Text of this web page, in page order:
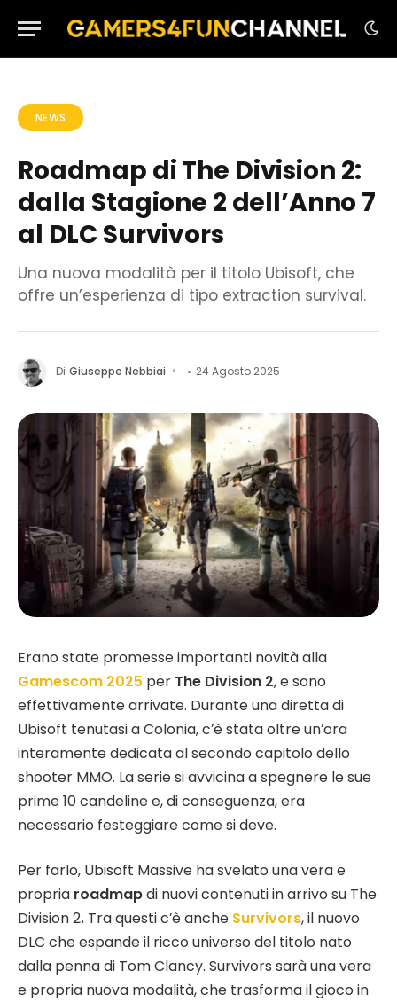
NEWS
Roadmap di The Division 2:
dalla Stagione 2 dell’Anno 7
al DLC Survivors
Una nuova modalità per il titolo Ubisoft, che
offre un’esperienza di tipo extraction survival.
Di Giuseppe Nebbiai 24 Agosto 2025
Erano state promesse importanti novità alla
Gamescom 2025 per The Division 2, e sono
effettivamente arrivate. Durante una diretta di
Ubisoft tenutasi a Colonia, c’è stata oltre un’ora
interamente dedicata al secondo capitolo dello
shooter MMO. La serie si avvicina a spegnere le sue
prime 10 candeline e, di conseguenza, era
necessario festeggiare come si deve.
Per farlo, Ubisoft Massive ha svelato una vera e
propria roadmapdi nuovi contenuti in arrivo su The
Division 2. Tra questi c’è anche Survivors, il nuovo
DLC che espande il ricco universo del titolo nato
dalla penna di Tom Clancy. Survivors sarà una vera
e propria nuova modalità, che trasforma il gioco in